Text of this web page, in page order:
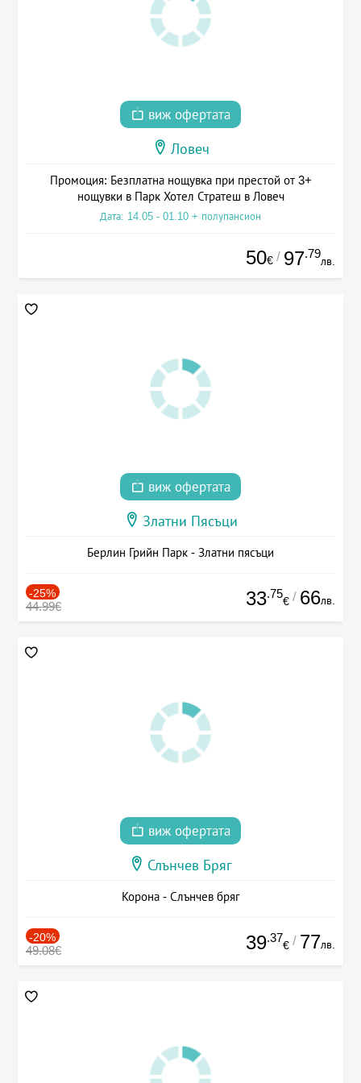
виж офертата
Ловеч
Промоция: Безплатна нощувка при престой от 3+
нощувки в Парк Хотел Стратеш в Ловеч
Дата: 14.05 - 01.10 + полупансион
50€ / 97.79
лв.
виж офертата
Златни Пясъци
Берлин Грийн Парк - Златни пясъци
-25%
44.99€ 33.75
€ / 66лв.
виж офертата
Слънчев Бряг
Корона - Слънчев бряг
-20%
49.08€ 39.37
€ / 77лв.